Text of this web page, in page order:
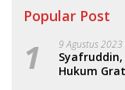
Popular Post
1 9 Agustus 2023
Syafruddin,
Hukum